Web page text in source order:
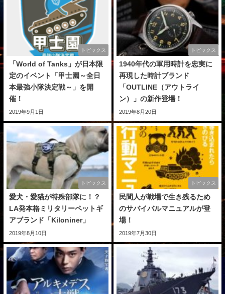
トピックス
「World of Tanks」が日本限
定のイベント「甲士園～全日
本最強小隊決定戦～」を開
催！
2019年9月1日
トピックス
1940年代の軍用時計を忠実に
再現した時計ブランド
「OUTLINE（アウトライ
ン）」の新作登場！
2019年8月20日
トピックス
愛犬・愛猫が特殊部隊に！？
LA発本格ミリタリーペットギ
アブランド「Kiloniner」
2019年8月10日
トピックス
民間人が戦場で生き残るため
のサバイバルマニュアルが登
場！
2019年7月30日